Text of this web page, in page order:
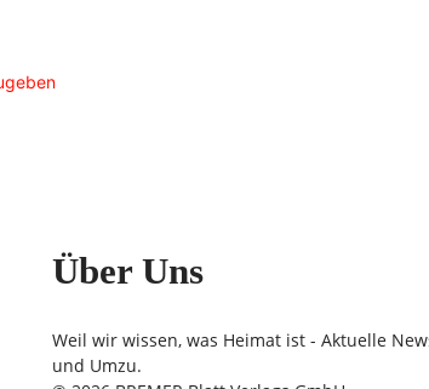
Über Uns
Weil wir wissen, was Heimat ist - Aktuelle
und Umzu.